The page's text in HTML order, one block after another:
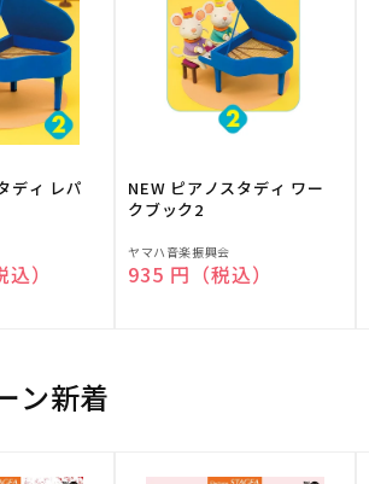
ディ レパ
）
NEW ピアノスタディ ワー
クブック2
販
売
ヤマハ音楽振興会
通常価格
935 円（税込）
ン新着